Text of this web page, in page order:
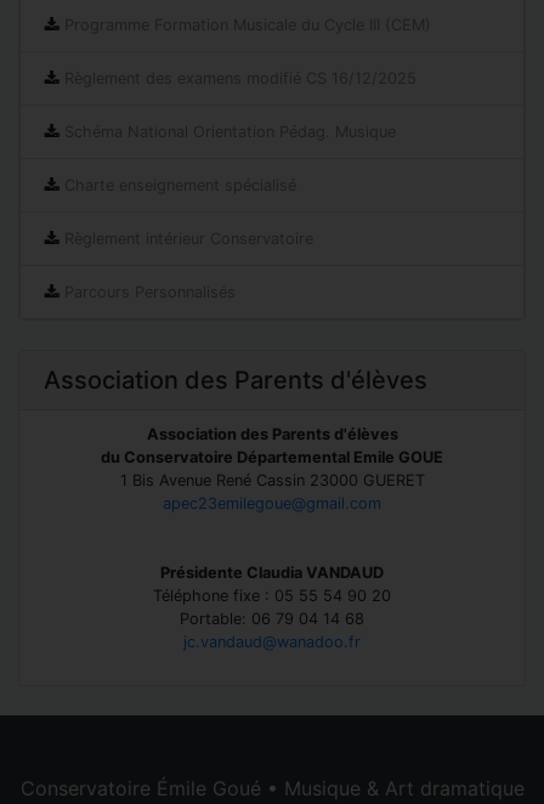
Programme Formation Musicale du Cycle III (CEM)
Règlement des examens modifié CS 16/12/2025
Schéma National Orientation Pédag. Musique
Charte enseignement spécialisé
Règlement intérieur Conservatoire
Parcours Personnalisés
Association des Parents d'élèves
Association des Parents d'élèves
du Conservatoire Départemental Emile GOUE
1 Bis Avenue René Cassin 23000 GUERET
apec23emilegoue@gmail.com
Présidente Claudia VANDAUD
Téléphone fixe : 05 55 54 90 20
Portable: 06 79 04 14 68
jc.vandaud@wanadoo.fr
Conservatoire Émile Goué • Musique & Art dramatique